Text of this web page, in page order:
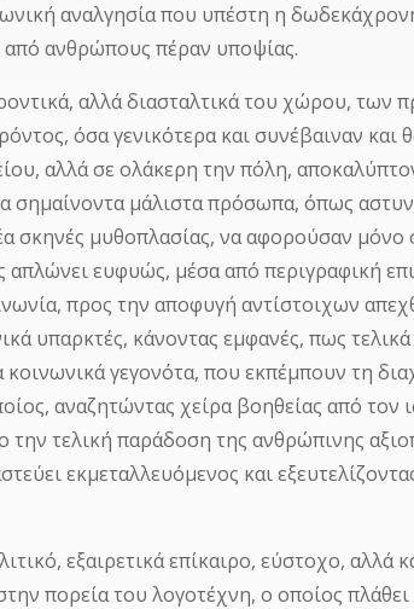
αναλγησία που υπέστη η
από ανθρώπους πέραν υποψίας.
αλλά διασταλτικά του χώρου, των
όσα γενικότερα και συνέβαιναν και
αλλά σε ολάκερη την πόλη,
σημαίνοντα μάλιστα πρόσωπα, όπως
σκηνές μυθοπλασίας, να αφορούσαν μόνο
ευφυώς, μέσα από περιγραφική
προς την αποφυγή αντίστοιχων
υπαρκτές, κάνοντας εμφανές, πως
γεγονότα, που εκπέμπουν τη
αναζητώντας χείρα βοηθείας από τον
τελική παράδοση της ανθρώπινης
εκμεταλλευόμενος και
εξαιρετικά επίκαιρο, εύστοχο, αλλά
πορεία του λογοτέχνη, ο οποίος